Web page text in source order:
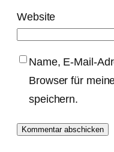
Website
Name, E-Mail-
Browser für
speichern.